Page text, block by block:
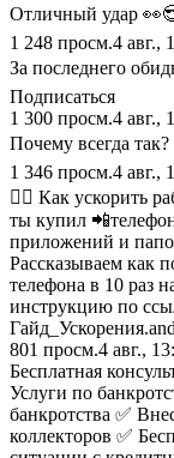
Отличный удар
1 248 просм.4 авг.,
За последнего
Подписаться
1 300 просм.4 авг.,
Почему всегда
1 346 просм.4 авг.,
🏃‍♂️ Как ускорить
ты купил
приложений и
Рассказываем как
телефона в 10 раз
инструкцию по
801 просм.4 авг.,
Бесплатная
Услуги по
банкротства ✅
коллекторов ✅